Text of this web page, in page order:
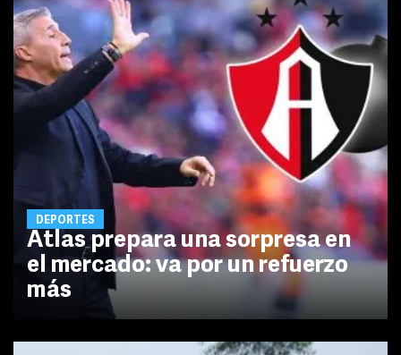
DEPORTES
Atlas prepara una sorpresa en
el mercado: va por un refuerzo
más